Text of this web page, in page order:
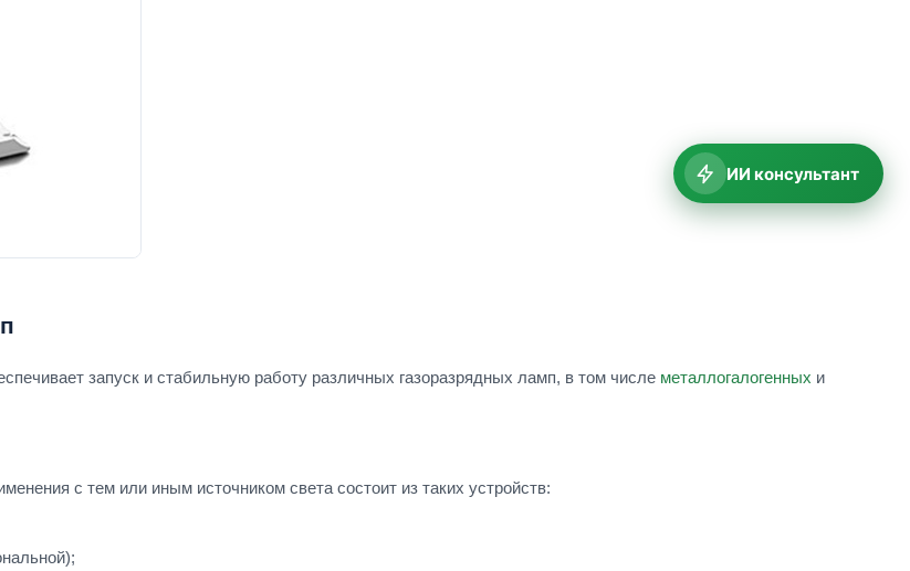
запуск и стабильную работу различных газоразрядных ламп, в том числе металлогалогенных и
с тем или иным источником света состоит из таких устройств:
ИИ консультант